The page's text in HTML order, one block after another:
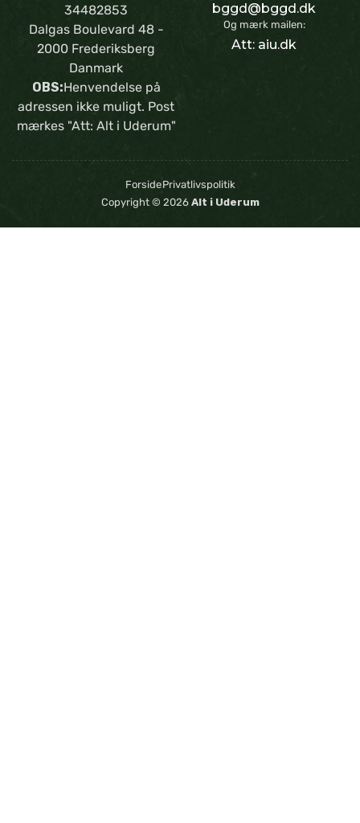
34482853
Dalgas Boulevard 48 -
2000 Frederiksberg
Danmark
OBS:Henvendelse på
adressen ikke muligt. Post
mærkes "Att: Alt i Uderum"
bggd@bggd.dk
Og mærk mailen:
Att: aiu.dk
ForsidePrivatlivspolitik
Copyright © 2026 Alt i Uderum